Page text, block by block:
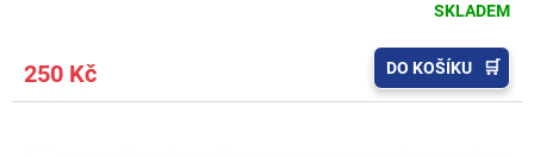
SKLADEM
250 Kč DO KOŠÍKU